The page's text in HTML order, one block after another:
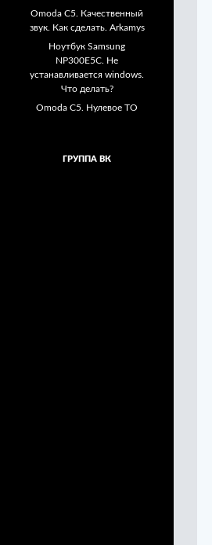
Omoda C5. Качественный
звук. Как сделать. Arkamys
Ноутбук Samsung
NP300E5C. Не
устанавливается windows.
Что делать?
Omoda C5. Нулевое ТО
ГРУППА ВК